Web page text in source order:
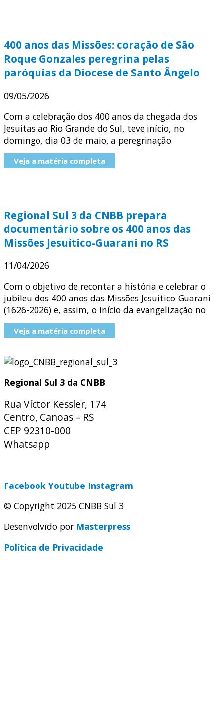
400 anos das Missões: coração de São
Roque Gonzales peregrina pelas
paróquias da Diocese de Santo Ângelo
09/05/2026
Com a celebração dos 400 anos da chegada dos
Jesuítas ao Rio Grande do Sul, teve início, no
domingo, dia 03 de maio, a peregrinação
Veja a matéria completa
Regional Sul 3 da CNBB prepara
documentário sobre os 400 anos das
Missões Jesuítico-Guarani no RS
11/04/2026
Com o objetivo de recontar a história e celebrar o
jubileu dos 400 anos das Missões Jesuítico-Guarani
(1626-2026) e, assim, o início da evangelização no
Veja a matéria completa
Regional Sul 3 da CNBB
Rua Víctor Kessler, 174
Centro, Canoas – RS
CEP 92310-000
Whatsapp
Facebook Youtube Instagram
© Copyright 2025 CNBB Sul 3
Desenvolvido por Masterpress
Política de Privacidade